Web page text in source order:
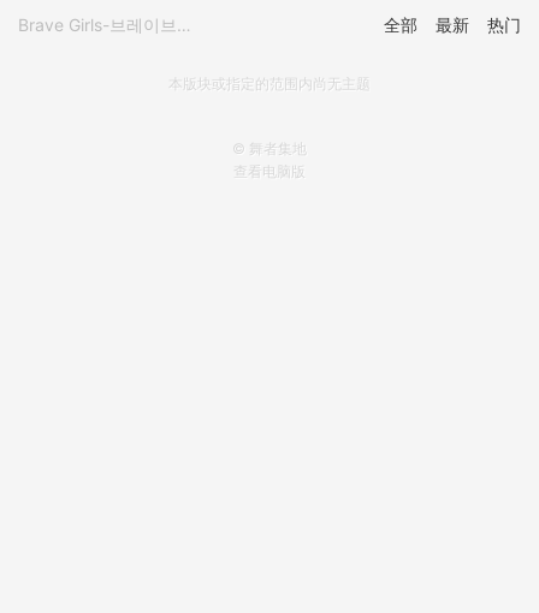
Brave Girls-브레이브걸스 热门
最新
全部
本版块或指定的范围内尚无主题
© 舞者集地
查看电脑版